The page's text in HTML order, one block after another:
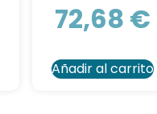
72,68 €
Añadir al carrito